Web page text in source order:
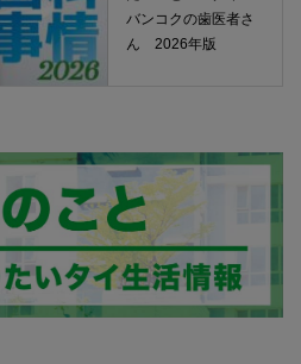
バンコクの歯医者さ
ん 2026年版